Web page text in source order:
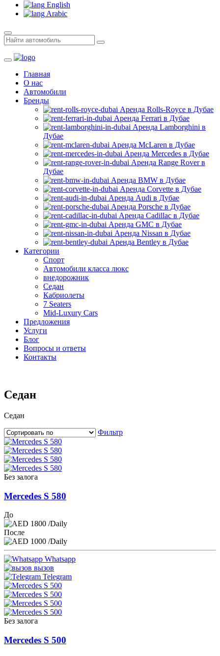
English
Arabic
Главная
О нас
Автомобили
Бренды
Аренда Rolls-Royce в Дубае
Аренда Ferrari в Дубае
Аренда Lamborghini в
Дубае
Аренда McLaren в Дубае
Аренда Mercedes в Дубае
Аренда Range Rover в
Дубае
Аренда BMW в Дубае
Аренда Corvette в Дубае
Аренда Audi в Дубае
Аренда Porsche в Дубае
Аренда Cadillac в Дубае
Аренда GMC в Дубае
Аренда Nissan в Дубае
Аренда Bentley в Дубае
Категории
Спорт
Автомобили класса люкс
внедорожник
Седан
Кабриолеты
7 Seaters
Mid-Luxury Cars
Предложения
Услуги
Блог
Вопросы и ответы
Контакты
Седан
Седан
Фильтр
Без залога
Mercedes S 580
До
1800 /Daily
После
1000 /Daily
Whatsapp
вызов
Telegram
Без залога
Mercedes S 500